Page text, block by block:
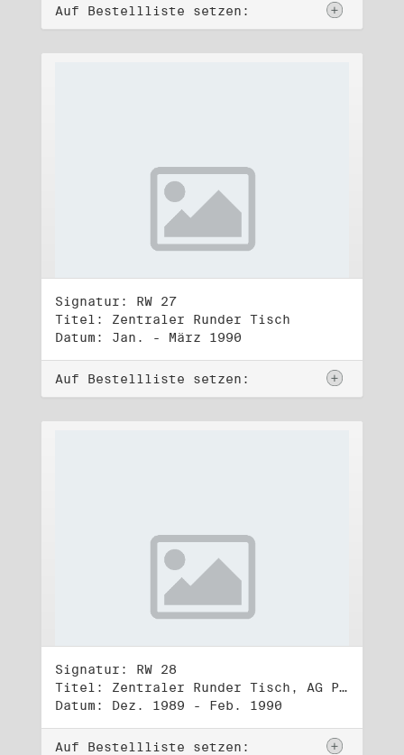
Auf Bestellliste setzen:
Signatur: RW 27
Titel: Zentraler Runder Tisch
Datum: Jan. - März 1990
Auf Bestellliste setzen:
Signatur: RW 28
Titel: Zentraler Runder Tisch, AG Parteien- und Vereinigungsgesetz
Datum: Dez. 1989 - Feb. 1990
Auf Bestellliste setzen: